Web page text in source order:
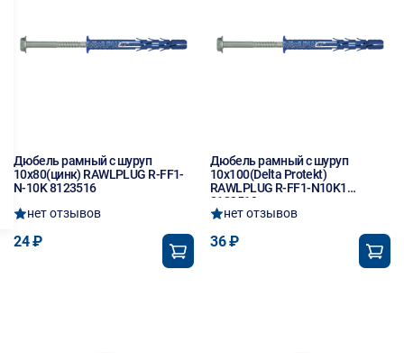
Дюбель рамный с шуруп
10х80(цинк) RAWLPLUG R-FF1-
N-10K 8123516
нет отзывов
24 ₽
Дюбель рамный с шуруп
10х100(Delta Protekt)
RAWLPLUG R-FF1-N10K1
8123519
нет отзывов
36 ₽